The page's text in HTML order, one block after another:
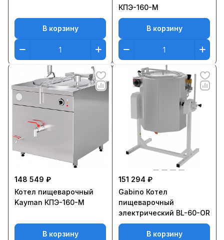
В корзину
КПЭ-160-М
В корзину
148 549 ₽
Котел пищеварочный
Kayman КПЭ-160-М
В корзину
151 294 ₽
Gabino Котел
пищеварочный
электрический BL-60-OR
В корзину